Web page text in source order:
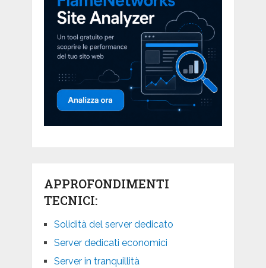
APPROFONDIMENTI
TECNICI:
Solidità del server dedicato
Server dedicati economici
Server in tranquillità